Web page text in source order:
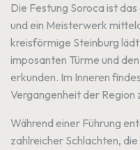
Die Festung Soroca ist
und ein Meisterwerk
kreisförmige Steinburg
imposanten Türme und
erkunden. Im Inneren
Vergangenheit der Region
Während einer Führung
zahlreicher Schlachten,